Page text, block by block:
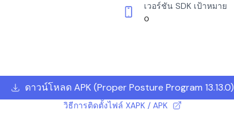
เวอร์ชัน SDK เป้าหมาย
0
ดาวน์โหลด APK(Proper Posture Program 13.13.0)
วิธีการติดตั้งไฟล์ XAPK / APK